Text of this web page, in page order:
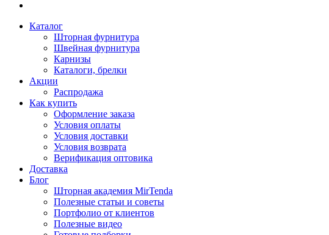
Каталог
Шторная фурнитура
Швейная фурнитура
Карнизы
Каталоги, брелки
Акции
Распродажа
Как купить
Оформление заказа
Условия оплаты
Условия доставки
Условия возврата
Верификация оптовика
Доставка
Блог
Шторная академия MirTenda
Полезные статьи и советы
Портфолио от клиентов
Полезные видео